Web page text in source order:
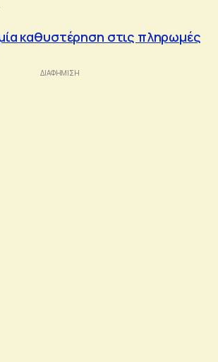
καθυστέρηση στις πληρωμές